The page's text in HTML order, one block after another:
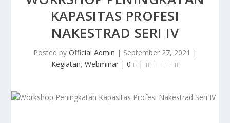
KAPASITAS PROFESI
NAKESTRAD SERI IV
Posted by Official Admin | September 27, 2021 |
Kegiatan, Webminar | 0 |